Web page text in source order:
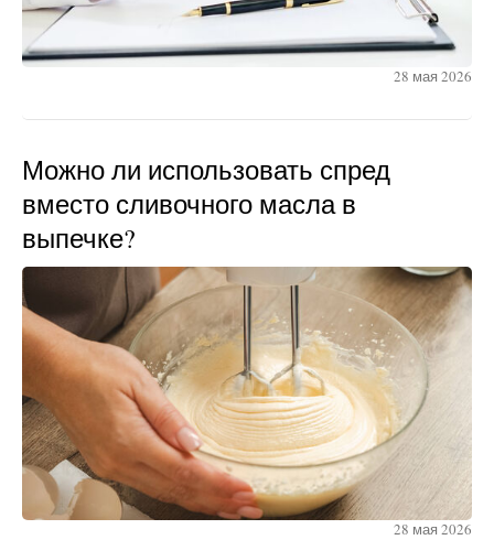
28 мая 2026
Можно ли использовать спред
вместо сливочного масла в
выпечке?
28 мая 2026